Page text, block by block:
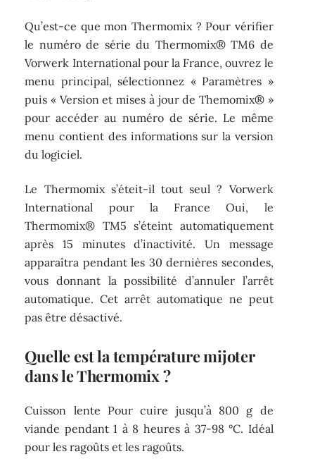
Qu’est-ce que mon Thermomix ? Pour vérifier
le numéro de série du Thermomix® TM6 de
Vorwerk International pour la France, ouvrez le
menu principal, sélectionnez « Paramètres »
puis « Version et mises à jour de Themomix® »
pour accéder au numéro de série. Le même
menu contient des informations sur la version
du logiciel.
Le Thermomix s’éteit-il tout seul ? Vorwerk
International pour la France Oui, le
Thermomix® TM5 s’éteint automatiquement
après 15 minutes d’inactivité. Un message
apparaîtra pendant les 30 dernières secondes,
vous donnant la possibilité d’annuler l’arrêt
automatique. Cet arrêt automatique ne peut
pas être désactivé.
Quelle est la température mijoter
dans le Thermomix ?
Cuisson lente Pour cuire jusqu’à 800 g de
viande pendant 1 à 8 heures à 37-98 °C. Idéal
pour les ragoûts et les ragoûts.